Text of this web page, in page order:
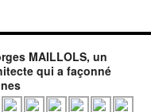
MAILLOLS, un
qui a façonné